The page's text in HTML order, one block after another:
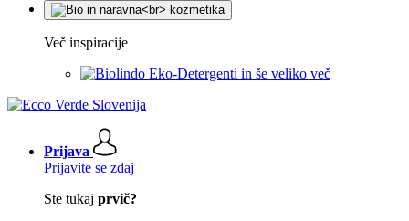
Več inspiracije
Eko-Detergenti in še veliko več
Prijava
Prijavite se zdaj
Ste tukaj prvič?